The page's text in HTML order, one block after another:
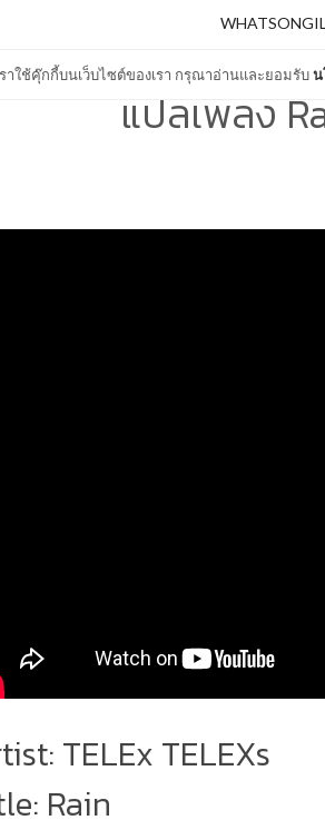
ราใช้คุ๊กกี้บนเว็บไซต์ของเรา กรุณาอ่านและยอมรับน
แปลเพลง
TELEx TELEXs
Rain